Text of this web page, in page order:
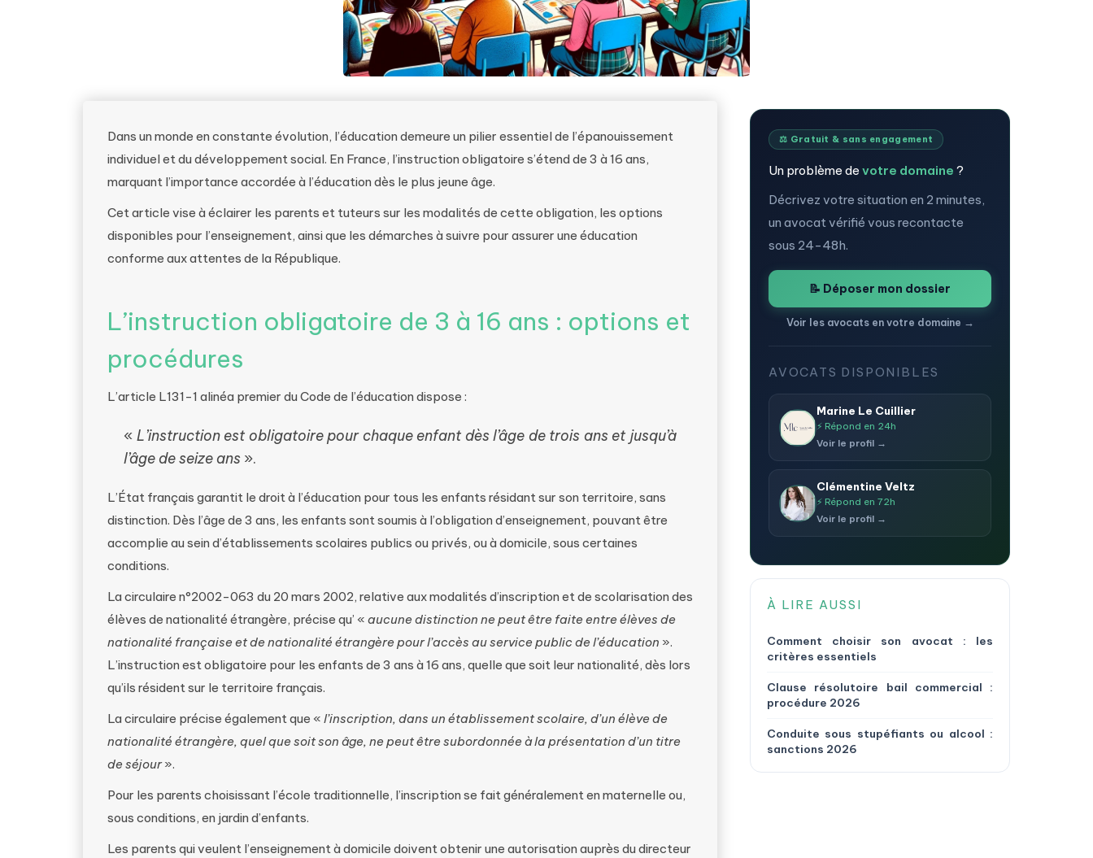
Dans un monde en constante évolution, l’éducation demeure un pilier essentiel de l’épanouissement
individuel et du développement social. En France, l’instruction obligatoire s’étend de 3 à 16 ans,
marquant l’importance accordée à l’éducation dès le plus jeune âge.
Cet article vise à éclairer les parents et tuteurs sur les modalités de cette obligation, les options
disponibles pour l’enseignement, ainsi que les démarches à suivre pour assurer une éducation
conforme aux attentes de la République.
L’instruction obligatoire de 3 à 16 ans : options et
procédures
L’article L131-1 alinéa premier du Code de l’éducation dispose :
« L’instruction est obligatoire pour chaque enfant dès l’âge de trois ans et jusqu’à
l’âge de seize ans ».
L’État français garantit le droit à l’éducation pour tous les enfants résidant sur son territoire, sans
distinction. Dès l’âge de 3 ans, les enfants sont soumis à l’obligation d’enseignement, pouvant être
accomplie au sein d’établissements scolaires publics ou privés, ou à domicile, sous certaines
conditions.
La circulaire n°2002-063 du 20 mars 2002, relative aux modalités d’inscription et de scolarisation des
élèves de nationalité étrangère, précise qu’ « aucune distinction ne peut être faite entre élèves de
nationalité française et de nationalité étrangère pour l’accès au service public de l’éducation ».
L’instruction est obligatoire pour les enfants de 3 ans à 16 ans, quelle que soit leur nationalité, dès lors
qu’ils résident sur le territoire français.
La circulaire précise également que « l’inscription, dans un établissement scolaire, d’un élève de
nationalité étrangère, quel que soit son âge, ne peut être subordonnée à la présentation d’un titre
de séjour».
Pour les parents choisissant l’école traditionnelle, l’inscription se fait généralement en maternelle ou,
sous conditions, en jardin d’enfants.
Les parents qui veulent l’enseignement à domicile doivent obtenir une autorisation auprès du directeur
⚖️ Gratuit & sans engagement
Un problème de votre domaine ?
Décrivez votre situation en 2 minutes,
un avocat vérifié vous recontacte
sous 24-48h.
📝 Déposer mon dossier
Voir les avocats en votre domaine →
AVOCATS DISPONIBLES
Marine Le Cuillier
⚡ Répond en 24h
Voir le profil →
Clémentine Veltz
⚡ Répond en 72h
Voir le profil →
À LIRE AUSSI
Comment choisir son avocat : les
critères essentiels
Clause résolutoire bail commercial :
procédure 2026
Conduite sous stupéfiants ou alcool :
sanctions 2026